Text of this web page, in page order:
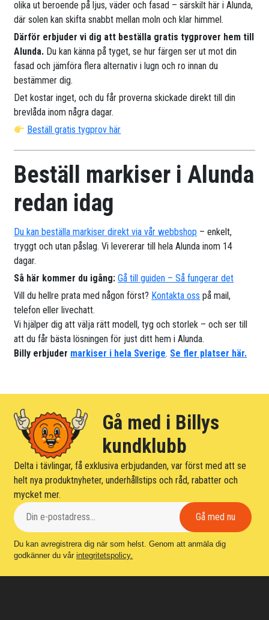
olika ut beroende på ljus, väder och fasad – särskilt här i Alunda,
där solen kan skifta snabbt mellan moln och klar himmel.
Därför erbjuder vi dig att beställa gratis tygprover hem till
Alunda. Du kan känna på tyget, se hur färgen ser ut mot din
fasad och jämföra flera alternativ i lugn och ro innan du
bestämmer dig.
Det kostar inget, och du får proverna skickade direkt till din
brevlåda inom några dagar.
Beställ gratis tygprov här
Beställ markiser i Alunda
redan idag
Du kan beställa markiser direkt via vår webbshop – enkelt,
tryggt och utan påslag. Vi levererar till hela Alunda inom 14
dagar.
Så här kommer du igång: Gå till guiden – Så fungerar det
Vill du hellre prata med någon först? Kontakta oss på mail,
telefon eller livechatt.
Vi hjälper dig att välja rätt modell, tyg och storlek – och ser till
att du får bästa lösningen för just ditt hem i Alunda.
Billy erbjuder markiser i hela Sverige. Se fler platser här.
Gå med i Billys
kundklubb
Delta i tävlingar, få exklusiva erbjudanden, var först med att se
helt nya produktnyheter, underhållstips och råd, rabatter och
mycket mer.
Du kan avregistrera dig när som helst. Genom att anmäla dig
godkänner du vårintegritetspolicy.